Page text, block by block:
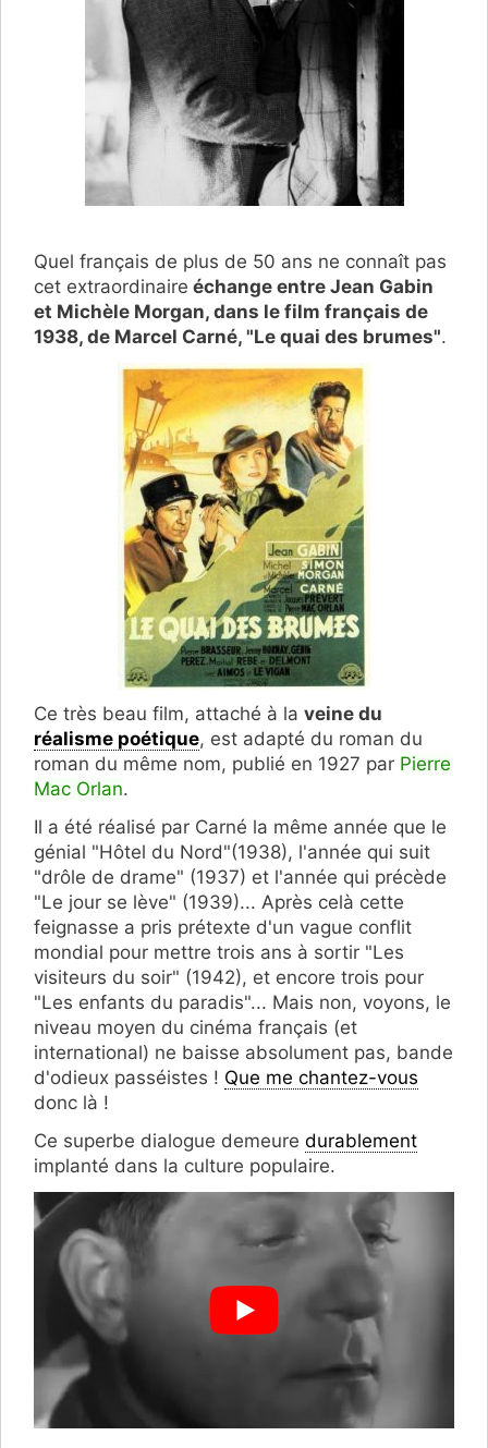
Quel français de plus de 50 ans ne connaît pas
cet extraordinaire échange entre Jean Gabin
et Michèle Morgan, dans le film français de
1938, de Marcel Carné, "Le quai des brumes".
Ce très beau film, attaché à la veine du
réalisme poétique, est adapté du roman du
roman du même nom, publié en 1927 par Pierre
Mac Orlan.
Il a été réalisé par Carné la même année que le
génial "Hôtel du Nord"(1938), l'année qui suit
"drôle de drame" (1937) et l'année qui précède
"Le jour se lève" (1939)... Après celà cette
feignasse a pris prétexte d'un vague conflit
mondial pour mettre trois ans à sortir "Les
visiteurs du soir" (1942), et encore trois pour
"Les enfants du paradis"... Mais non, voyons, le
niveau moyen du cinéma français (et
international) ne baisse absolument pas, bande
d'odieux passéistes ! Que me chantez-vous
donc là !
Ce superbe dialogue demeure durablement
implanté dans la culture populaire.